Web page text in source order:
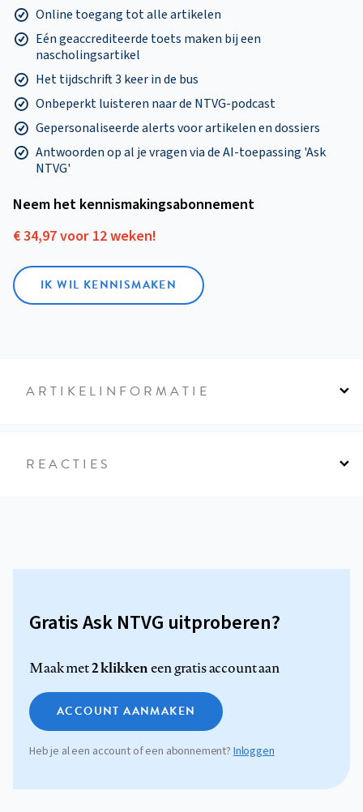
Online toegang tot alle artikelen
Eén geaccrediteerde toets maken bij een
nascholingsartikel
Het tijdschrift 3 keer in de bus
Onbeperkt luisteren naar de NTVG-podcast
Gepersonaliseerde alerts voor artikelen en dossiers
Antwoorden op al je vragen via de AI-toepassing 'Ask
NTVG'
Neem het kennismakings­abonnement
€ 34,97 voor 12 weken!
IK WIL KENNISMAKEN
ARTIKELINFORMATIE
REACTIES
Gratis Ask NTVG uitproberen?
Maak met2 klikkeneen gratis account aan
ACCOUNT AANMAKEN
Heb je al een account of een abonnement?Inloggen